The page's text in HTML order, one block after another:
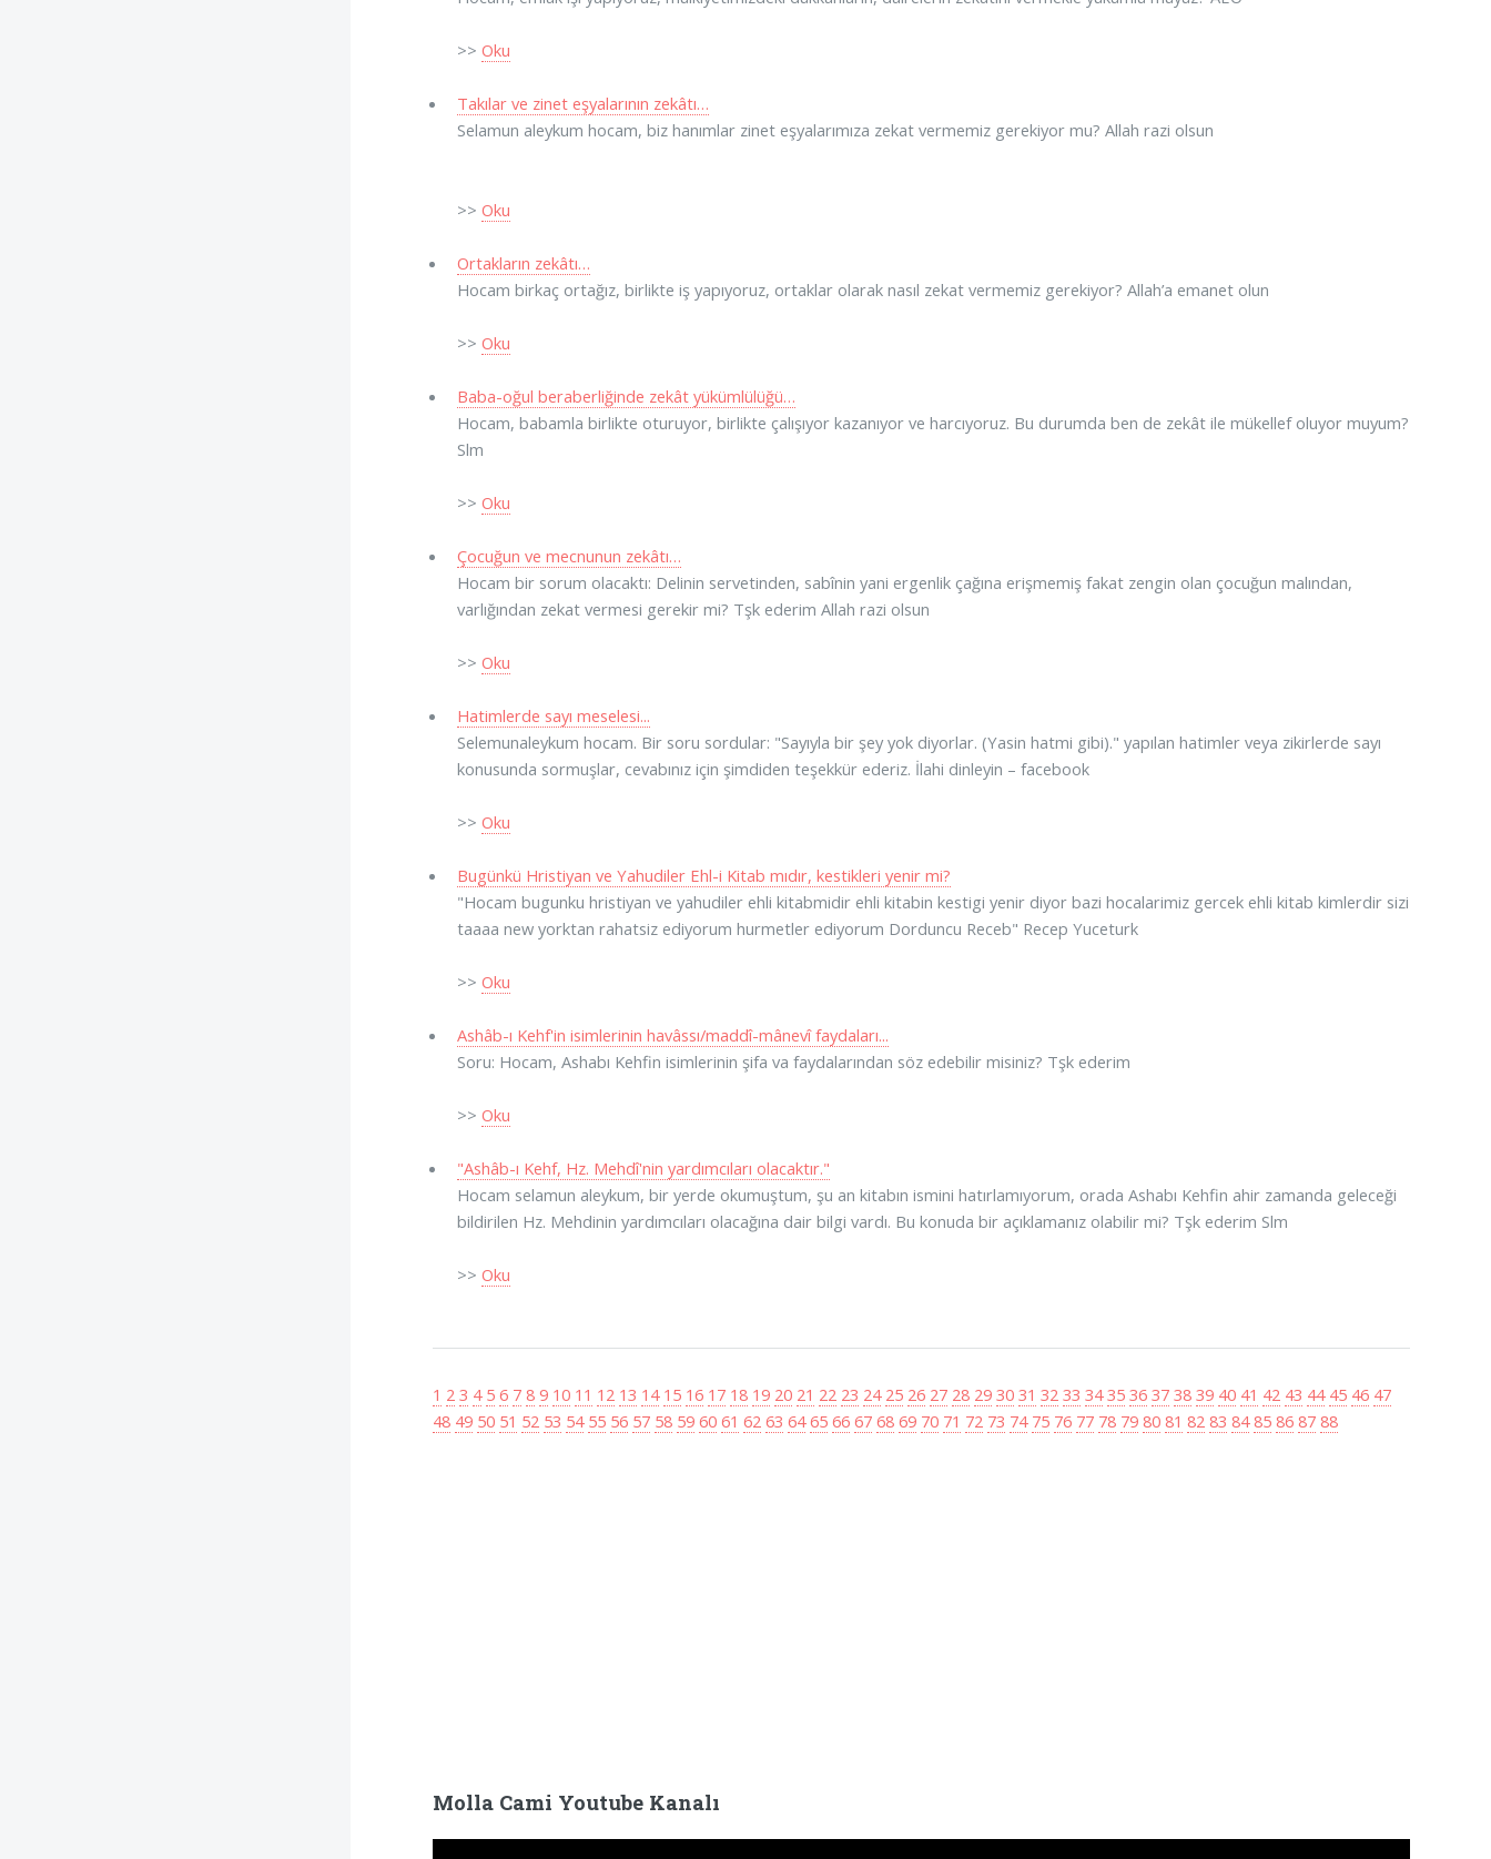
>> Oku
Takılar ve zinet eşyalarının zekâtı…
Selamun aleykum hocam, biz hanımlar zinet eşyalarımıza zekat vermemiz gerekiyor mu? Allah razi olsun
>> Oku
Ortakların zekâtı…
Hocam birkaç ortağız, birlikte iş yapıyoruz, ortaklar olarak nasıl zekat vermemiz gerekiyor? Allah’a emanet olun
>> Oku
Baba-oğul beraberliğinde zekât yükümlülüğü…
Hocam, babamla birlikte oturuyor, birlikte çalışıyor kazanıyor ve harcıyoruz. Bu durumda ben de zekât ile mükellef oluyor muyum?
Slm
>> Oku
Çocuğun ve mecnunun zekâtı…
Hocam bir sorum olacaktı: Delinin servetinden, sabînin yani ergenlik çağına erişmemiş fakat zengin olan çocuğun malından,
varlığından zekat vermesi gerekir mi? Tşk ederim Allah razi olsun
>> Oku
Hatimlerde sayı meselesi...
Selemunaleykum hocam. Bir soru sordular: "Sayıyla bir şey yok diyorlar. (Yasin hatmi gibi)." yapılan hatimler veya zikirlerde sayı
konusunda sormuşlar, cevabınız için şimdiden teşekkür ederiz. İlahi dinleyin – facebook
>> Oku
Bugünkü Hristiyan ve Yahudiler Ehl-i Kitab mıdır, kestikleri yenir mi?
"Hocam bugunku hristiyan ve yahudiler ehli kitabmidir ehli kitabin kestigi yenir diyor bazi hocalarimiz gercek ehli kitab kimlerdir sizi
taaaa new yorktan rahatsiz ediyorum hurmetler ediyorum Dorduncu Receb" Recep Yuceturk
>> Oku
Ashâb-ı Kehf'in isimlerinin havâssı/maddî-mânevî faydaları...
Soru: Hocam, Ashabı Kehfin isimlerinin şifa va faydalarından söz edebilir misiniz? Tşk ederim
>> Oku
"Ashâb-ı Kehf, Hz. Mehdî'nin yardımcıları olacaktır."
Hocam selamun aleykum, bir yerde okumuştum, şu an kitabın ismini hatırlamıyorum, orada Ashabı Kehfin ahir zamanda geleceği
bildirilen Hz. Mehdinin yardımcıları olacağına dair bilgi vardı. Bu konuda bir açıklamanız olabilir mi? Tşk ederim Slm
>> Oku
1 2 3 4 5 6 7 8 9 10 11 12 13 14 15 16 17 18 19 20 21 22 23 24 25 26 27 28 29 30 31 32 33 34 35 36 37 38 39 40 41 42 43 44 45 46 47
48 49 50 51 52 53 54 55 56 57 58 59 60 61 62 63 64 65 66 67 68 69 70 71 72 73 74 75 76 77 78 79 80 81 82 83 84 85 86 87 88
Molla Cami Youtube Kanalı